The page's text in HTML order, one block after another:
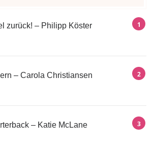
zurück! – Philipp Köster
– Carola Christiansen
– Katie McLane